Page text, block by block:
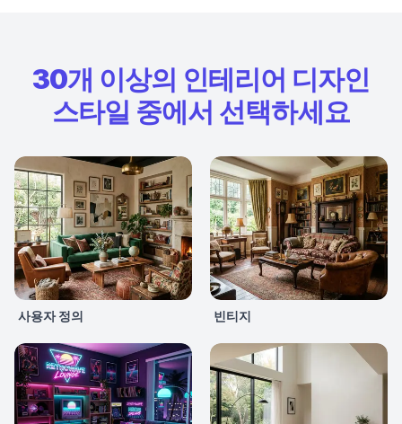
30개 이상의 인테리어 디자인
스타일 중에서 선택하세요
사용자 정의 빈티지